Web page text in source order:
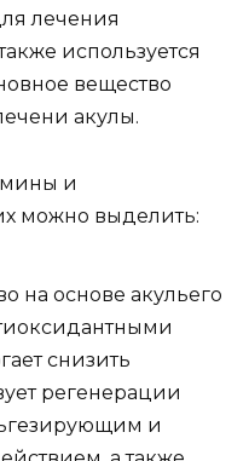
лечения
используется
вещество
акулы.
и
можно выделить:
на основе акульего
снизить
регенерации
и